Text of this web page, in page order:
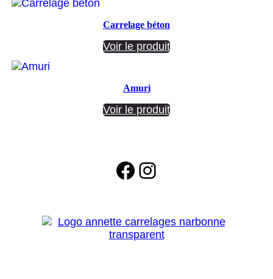
Carrelage béton
Voir le produit
Amuri
Voir le produit
Facebook
Instagram